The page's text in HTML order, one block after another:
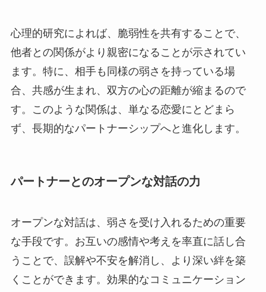
心理的研究によれば、脆弱性を共有することで、
他者との関係がより親密になることが示されてい
ます。特に、相手も同様の弱さを持っている場
合、共感が生まれ、双方の心の距離が縮まるので
す。このような関係は、単なる恋愛にとどまら
ず、長期的なパートナーシップへと進化します。
パートナーとのオープンな対話の力
オープンな対話は、弱さを受け入れるための重要
な手段です。お互いの感情や考えを率直に話し合
うことで、誤解や不安を解消し、より深い絆を築
くことができます。効果的なコミュニケーション